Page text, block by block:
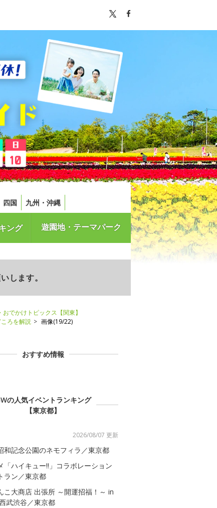
四国 九州・沖縄
ング 遊園地・テーマパーク
します。
でかけトピックス【関東】
ろを解説
画像(19/22)
おすすめ情報
の人気イベントランキング
【東京都】
2026/08/07 更新
和記念公園のネモフィラ／東京都
「ハイキュー!!」コラボレーション
ラン／東京都
こ大商店 出張所 ～開運招福！～ in
武渋谷／東京都